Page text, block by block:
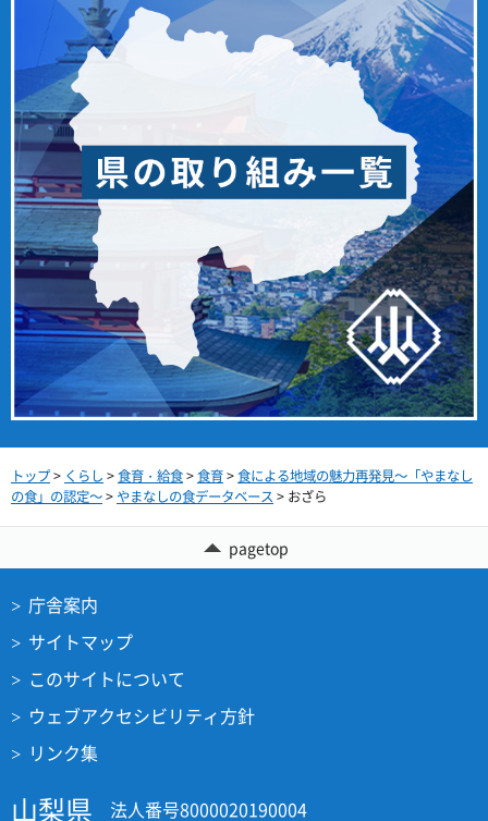
トップ> くらし >食育・給食>食育>食による地域の魅力再発見～「やまなし
の食」の認定～> やまなしの食データベース > おざら
pagetop
庁舎案内
サイトマップ
このサイトについて
ウェブアクセシビリティ方針
リンク集
山梨県 法人番号8000020190004